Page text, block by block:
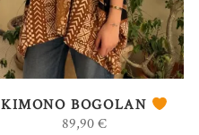
KIMONO BOGOLAN
89,90€